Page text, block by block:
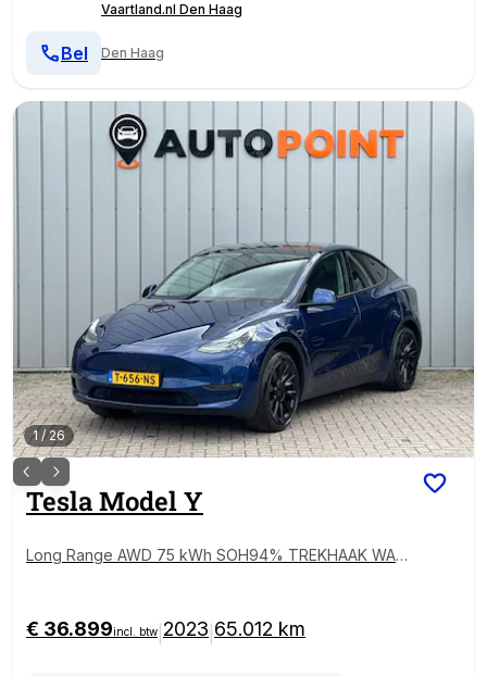
Vaartland.nl Den Haag
Den Haag
Bel
1/26
TeslaModel Y
Long Range AWD 75 kWh SOH94% TREKHAAK WAR
€ 36.899incl. btw 2023 65.012 km